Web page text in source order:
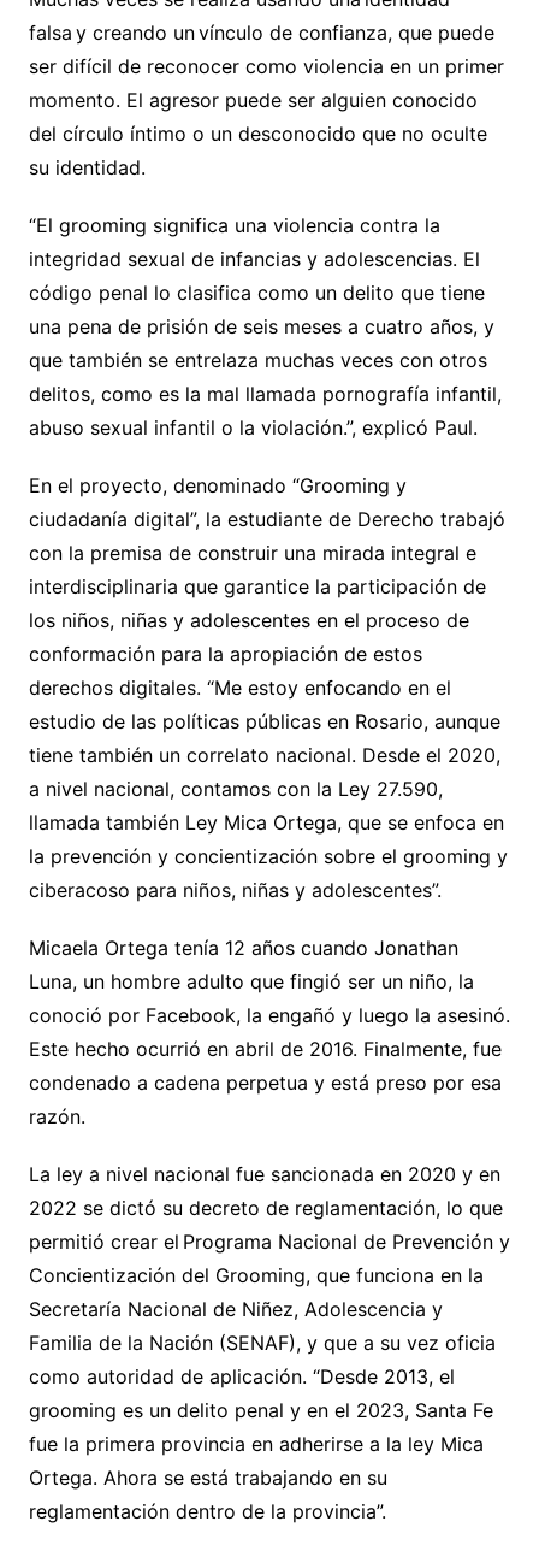
falsa y creando un vínculo de confianza, que puede
ser difícil de reconocer como violencia en un primer
momento. El agresor puede ser alguien conocido
del círculo íntimo o un desconocido que no oculte
su identidad.
“El grooming significa una violencia contra la
integridad sexual de infancias y adolescencias. El
código penal lo clasifica como un delito que tiene
una pena de prisión de seis meses a cuatro años, y
que también se entrelaza muchas veces con otros
delitos, como es la mal llamada pornografía infantil,
abuso sexual infantil o la violación.”, explicó Paul.
En el proyecto, denominado “Grooming y
ciudadanía digital”, la estudiante de Derecho trabajó
con la premisa de construir una mirada integral e
interdisciplinaria que garantice la participación de
los niños, niñas y adolescentes en el proceso de
conformación para la apropiación de estos
derechos digitales. “Me estoy enfocando en el
estudio de las políticas públicas en Rosario, aunque
tiene también un correlato nacional. Desde el 2020,
a nivel nacional, contamos con la Ley 27.590,
llamada también Ley Mica Ortega, que se enfoca en
la prevención y concientización sobre el grooming y
ciberacoso para niños, niñas y adolescentes”.
Micaela Ortega tenía 12 años cuando Jonathan
Luna, un hombre adulto que fingió ser un niño, la
conoció por Facebook, la engañó y luego la asesinó.
Este hecho ocurrió en abril de 2016. Finalmente, fue
condenado a cadena perpetua y está preso por esa
razón.
La ley a nivel nacional fue sancionada en 2020 y en
2022 se dictó su decreto de reglamentación, lo que
permitió crear el Programa Nacional de Prevención y
Concientización del Grooming, que funciona en la
Secretaría Nacional de Niñez, Adolescencia y
Familia de la Nación (SENAF), y que a su vez oficia
como autoridad de aplicación. “Desde 2013, el
grooming es un delito penal y en el 2023, Santa Fe
fue la primera provincia en adherirse a la ley Mica
Ortega. Ahora se está trabajando en su
reglamentación dentro de la provincia”.